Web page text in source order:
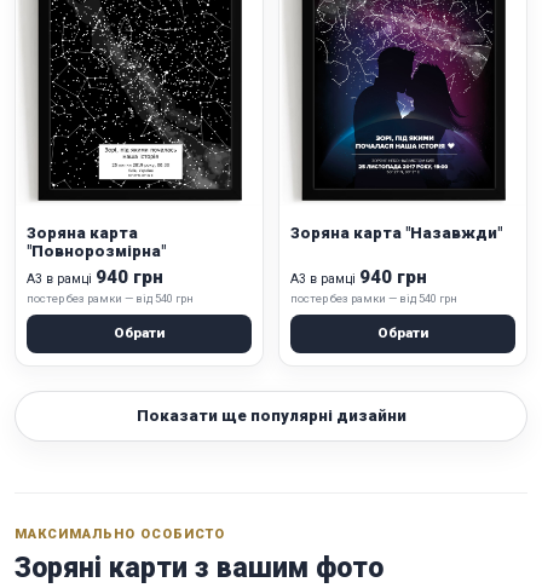
Зоряна карта
"Повнорозмірна"
А3 в рамці 940 грн
постер без рамки — від 540 грн
Обрати
Зоряна карта "Назавжди"
А3 в рамці 940 грн
постер без рамки — від 540 грн
Обрати
Показати ще популярні дизайни
МАКСИМАЛЬНО ОСОБИСТО
Зоряні карти з вашим фото